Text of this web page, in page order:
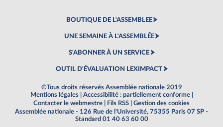
BOUTIQUE DE L'ASSEMBLEE
UNE SEMAINE À L'ASSEMBLÉE
S'ABONNER À UN SERVICE
OUTIL D'ÉVALUATION LEXIMPACT
©Tous droits réservés Assemblée nationale 2019
Mentions légales
Accessibilité : partiellement conforme
Contacter le webmestre
Fils RSS
Gestion des cookies
Assemblée nationale - 126 Rue de l'Université, 75355 Paris 07 SP -
Standard 01 40 63 60 00